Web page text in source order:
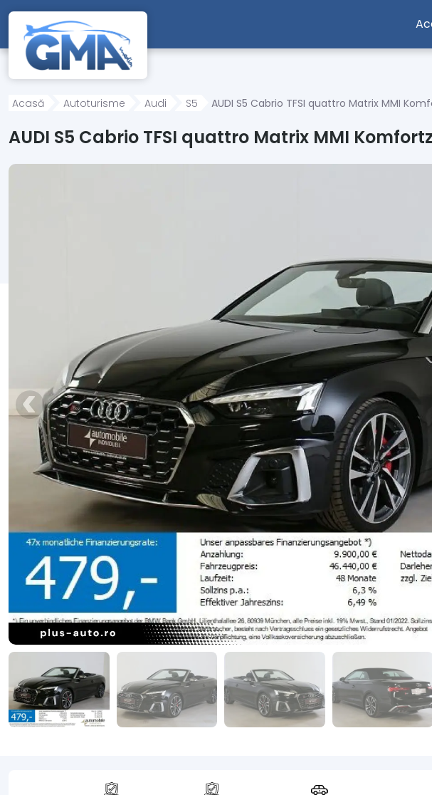
Mergi direct la conținutul principal
Acasă Autoturisme Audi S5 AUDI S5 Cabrio TFSI quattro Matrix MMI
AUDI S5 Cabrio TFSI quattro Matrix MMI